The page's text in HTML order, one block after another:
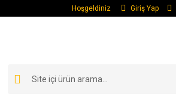
Hoşgeldiniz Giriş Yap